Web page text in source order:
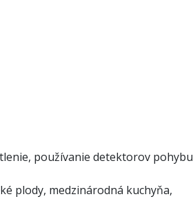
používanie detektorov pohybu
plody, medzinárodná kuchyňa,